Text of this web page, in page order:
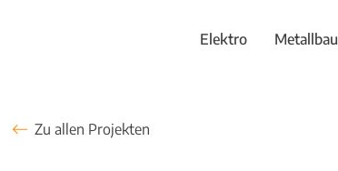
Elektro Metallbau
Zu allen Projekten